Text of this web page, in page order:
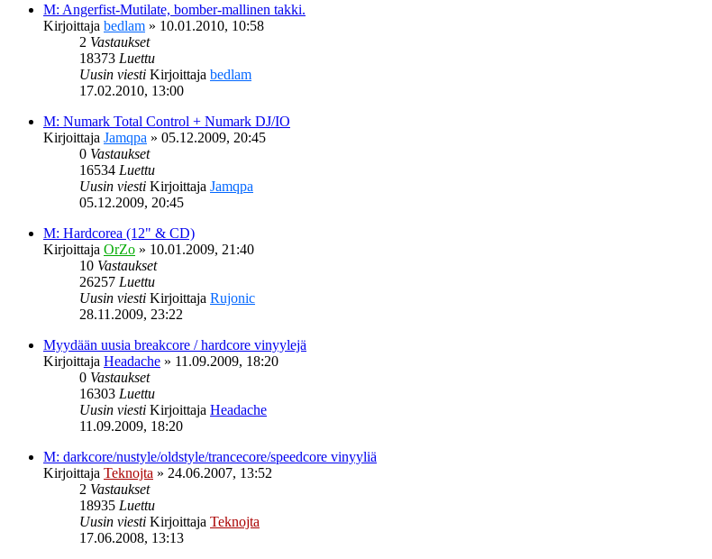
M: Angerfist-Mutilate, bomber-mallinen takki.
Kirjoittaja bedlam » 10.01.2010, 10:58
2 Vastaukset
18373 Luettu
Uusin viesti Kirjoittaja bedlam
17.02.2010, 13:00
M: Numark Total Control + Numark DJ/IO
Kirjoittaja Jamqpa » 05.12.2009, 20:45
0 Vastaukset
16534 Luettu
Uusin viesti Kirjoittaja Jamqpa
05.12.2009, 20:45
M: Hardcorea (12" & CD)
Kirjoittaja OrZo » 10.01.2009, 21:40
10 Vastaukset
26257 Luettu
Uusin viesti Kirjoittaja Rujonic
28.11.2009, 23:22
Myydään uusia breakcore / hardcore vinyylejä
Kirjoittaja Headache » 11.09.2009, 18:20
0 Vastaukset
16303 Luettu
Uusin viesti Kirjoittaja Headache
11.09.2009, 18:20
M: darkcore/nustyle/oldstyle/trancecore/speedcore vinyyliä
Kirjoittaja Teknojta » 24.06.2007, 13:52
2 Vastaukset
18935 Luettu
Uusin viesti Kirjoittaja Teknojta
17.06.2008, 13:13